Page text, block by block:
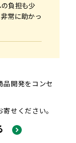
負担も少
常に助かっ
開発をコンセ
せください。